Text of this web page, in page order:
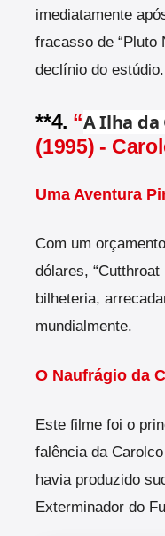
imediatamente
fracasso de “Pluto
declínio do estúdio.
**4. “A Ilha
(1995) -
Uma Aventura
Com um
dólares,
bilheteria,
mundialmente.
O Naufrágio da
Este filme foi o
falência da
havia produzido
Exterminador do